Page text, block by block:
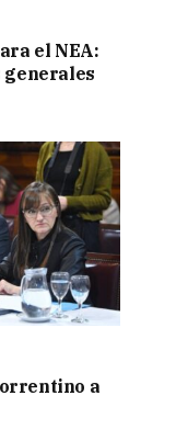
el NEA:
generales
a